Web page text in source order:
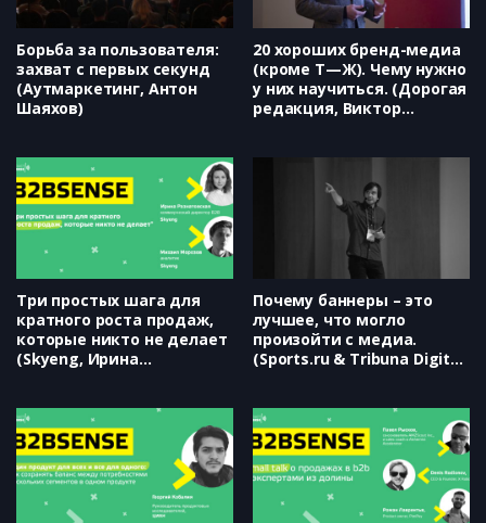
что это и как он работает
(Михаил Серегин)
Борьба за пользователя:
захват с первых секунд
(Аутмаркетинг, Антон
Шаяхов)
20 хороших бренд-медиа
(кроме Т—Ж). Чему нужно
у них научиться. (Дорогая
редакция, Виктор
Три простых шага для
кратного роста продаж,
которые никто не делает
(Skyeng, Ирина
Почему баннеры – это
лучшее, что могло
произойти с медиа.
(Sports.ru & Tribuna Digital,